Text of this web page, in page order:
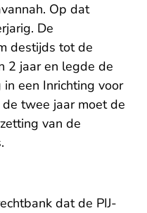
Op dat
De
destijds tot de
2 jaar en legde de
een Inrichting voor
twee jaar moet de
van de
dat de PIJ-